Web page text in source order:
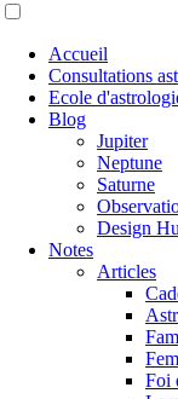
Accueil
Consultations
Ecole
Blog
Jupiter
Neptune
Saturne
Design
Notes
Articles
Foi